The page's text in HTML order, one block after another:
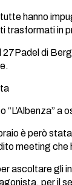
hanno
trasformati in
27Padel di
“L’Albenza”
è però
meeting
ascoltare gli
per il